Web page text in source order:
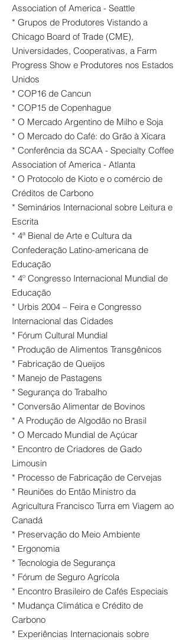
Association of America - Seattle
* Grupos de Produtores Vistando a
Chicago Board of Trade (CME),
Universidades, Cooperativas, a Farm
Progress Show e Produtores nos Estados
Unidos
* COP16 de Cancun
* COP15 de Copenhague
* O Mercado Argentino de Milho e Soja
* O Mercado do Café: do Grão à Xícara
* Conferência da SCAA - Specialty Coffee
Association of America - Atlanta
* O Protocolo de Kioto e o comércio de
Créditos de Carbono
* Seminários Internacional sobre Leitura e
Escrita
* 4ª Bienal de Arte e Cultura da
Confederação Latino-americana de
Educação
* 4º Congresso Internacional Mundial de
Educação
* Urbis 2004 – Feira e Congresso
Internacional das Cidades
* Fórum Cultural Mundial
* Produção de Alimentos Transgênicos
* Fabricação de Queijos
* Manejo de Pastagens
* Segurança do Trabalho
* Conversão Alimentar de Bovinos
* A Produção de Algodão no Brasil
* O Mercado Mundial de Açúcar
* Encontro de Criadores de Gado
Limousin
* Processo de Fabricação de Cervejas
* Reuniões do Então Ministro da
Agricultura Francisco Turra em Viagem ao
Canadá
* Preservação do Meio Ambiente
* Ergonomia
* Tecnologia de Segurança
* Fórum de Seguro Agrícola
* Encontro Brasileiro de Cafés Especiais
* Mudança Climática e Crédito de
Carbono
* Experiências Internacionais sobre